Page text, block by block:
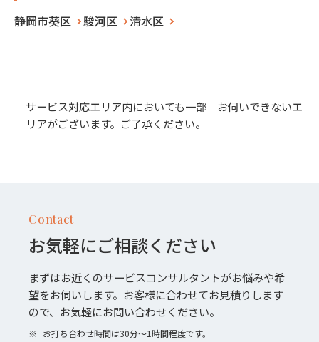
静岡市葵区 駿河区 清水区
サービス対応エリア内においても一部 お伺いできないエ
リアがございます。ご了承ください。
Contact
お気軽にご相談ください
まずはお近くのサービスコンサルタントがお悩みや希
望をお伺いします。お客様に合わせてお見積りします
ので、お気軽にお問い合わせください。
※ お打ち合わせ時間は30分〜1時間程度です。